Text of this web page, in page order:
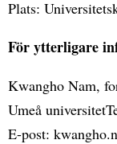
Plats:
För ytterligare
Kwangho Nam,
Umeå
E-post: